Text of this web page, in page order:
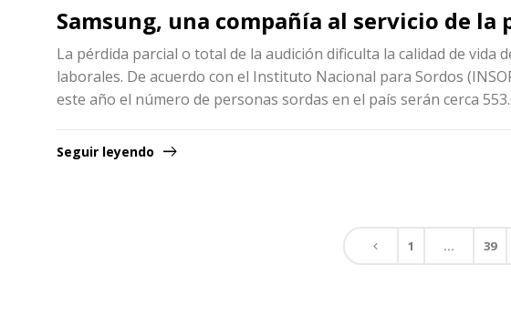
Samsung, una compañía al servicio de la
La pérdida parcial o total de la audición dificulta la calidad de vida
laborales. De acuerdo con el Instituto Nacional para Sordos
este año el número de personas sordas en el país serán cerca
Seguir leyendo
1 … 39